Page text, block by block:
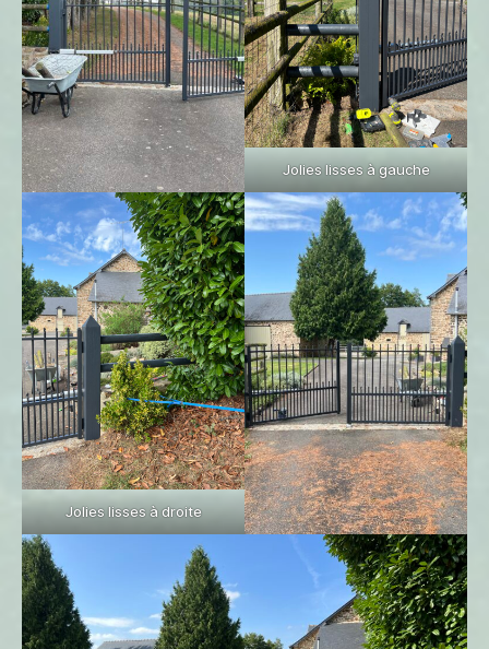
Jolies lisses à gauche
Jolies lisses à droite